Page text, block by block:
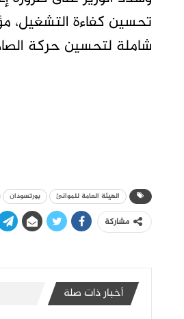
تحسين كفاءة التشغيل،
شاملة لتحسين حركة
الهيئة العامة للموانئ بورتسودان
مشاركة
أخبار ذات صلة